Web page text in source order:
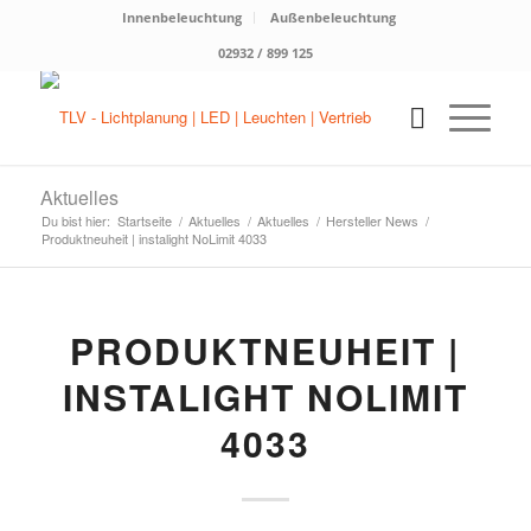
Innenbeleuchtung
Außenbeleuchtung
02932 / 899 125
Aktuelles
Du bist hier: Startseite / Aktuelles / Aktuelles / Hersteller News /
Produktneuheit | instalight NoLimit 4033
PRODUKTNEUHEIT |
INSTALIGHT NOLIMIT
4033